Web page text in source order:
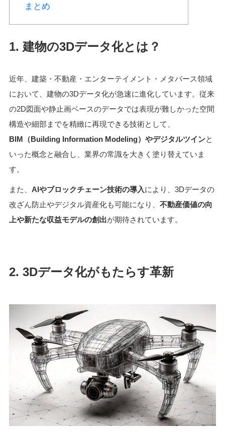
まとめ
1. 建物の3Dデータ化とは？
近年、建築・不動産・エンターテイメント・メタバース領域
において、建物の3Dデータ化が急速に進化しています。従来
の2D図面や静止画ベースのデータでは表現が難しかった空間
構造や細部までを精緻に再現できる技術として、
BIM（Building Information Modeling）やデジタルツインと
いった概念と融合し、業界の常識を大きく塗り替えていま
す。
また、 AIやブロックチェーン技術の導入により、3Dデータの
改ざん防止やデジタル資産化も可能になり、 不動産価値の向
上や新たな収益モデルの創出が期待されています。
2. 3Dデータ化がもたらす革新